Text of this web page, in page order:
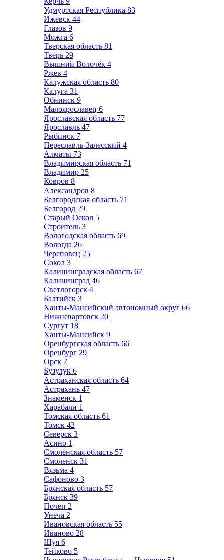
Удмуртская Республика 83
Ижевск 44
Глазов 9
Можга 6
Тверская область 81
Тверь 29
Вышний Волочёк 4
Ржев 4
Калужская область 80
Калуга 31
Обнинск 9
Малоярославец 6
Ярославская область 77
Ярославль 47
Рыбинск 7
Переславль-Залесский 4
Алматы 73
Владимирская область 71
Владимир 25
Ковров 8
Александров 8
Белгородская область 71
Белгород 29
Старый Оскол 5
Строитель 3
Вологодская область 69
Вологда 26
Череповец 25
Сокол 3
Калининградская область 67
Калининград 46
Светлогорск 4
Балтийск 3
Ханты-Мансийский автономный округ 66
Нижневартовск 20
Сургут 18
Ханты-Мансийск 9
Оренбургская область 66
Оренбург 29
Орск 7
Бузулук 6
Астраханская область 64
Астрахань 47
Знаменск 1
Харабали 1
Томская область 61
Томск 42
Северск 3
Асино 1
Смоленская область 57
Смоленск 31
Вязьма 4
Сафоново 3
Брянская область 57
Брянск 39
Почеп 2
Унеча 2
Ивановская область 55
Иваново 28
Шуя 6
Тейково 5